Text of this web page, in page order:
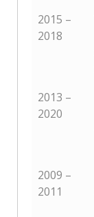
2015 –
2018
2013 –
2020
2009 –
2011